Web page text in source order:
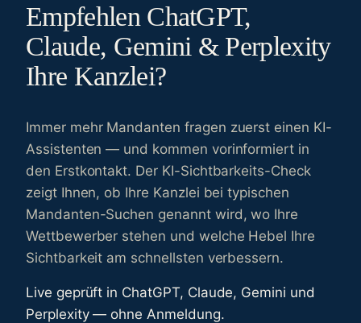
Empfehlen ChatGPT,
Claude, Gemini & Perplexity
Ihre Kanzlei?
Immer mehr Mandanten fragen zuerst einen KI-
Assistenten — und kommen vorinformiert in
den Erstkontakt. Der KI-Sichtbarkeits-Check
zeigt Ihnen, ob Ihre Kanzlei bei typischen
Mandanten-Suchen genannt wird, wo Ihre
Wettbewerber stehen und welche Hebel Ihre
Sichtbarkeit am schnellsten verbessern.
Live geprüft in ChatGPT, Claude, Gemini und
Perplexity — ohne Anmeldung.